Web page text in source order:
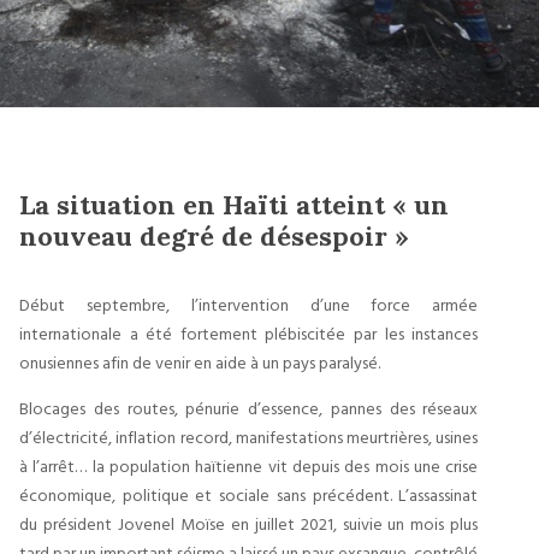
La situation en Haïti atteint « un
nouveau degré de désespoir »
Début septembre, l’intervention d’une force armée
internationale a été fortement plébiscitée par les instances
onusiennes afin de venir en aide à un pays paralysé.
Blocages des routes, pénurie d’essence, pannes des réseaux
d’électricité, inflation record, manifestations meurtrières, usines
à l’arrêt… la population haïtienne vit depuis des mois une crise
économique, politique et sociale sans précédent. L’assassinat
du président Jovenel Moïse en juillet 2021, suivie un mois plus